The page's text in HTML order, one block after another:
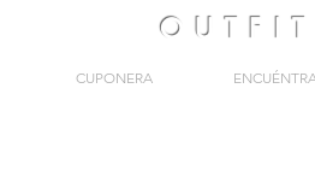
OUTFIT
CUPONERA